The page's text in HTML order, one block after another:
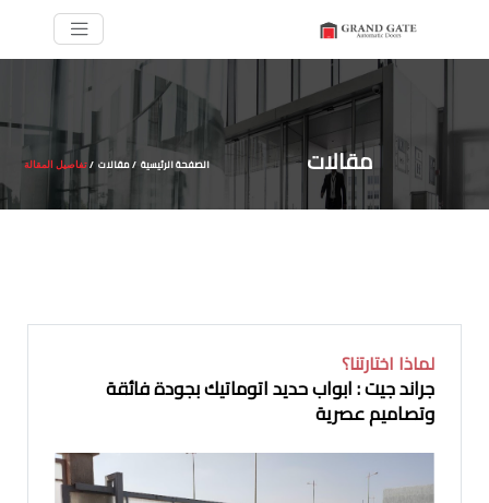
مقالات الصفحة الرئيسية /مقالات /تفاصيل المقالة
لماذا اختارتنا؟
جراند جيت : ابواب حديد اتوماتيك بجودة فائقة
وتصاميم عصرية